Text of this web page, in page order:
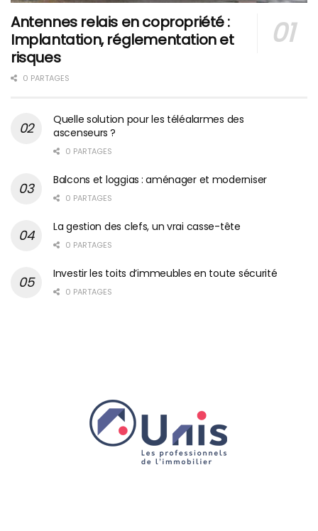
Antennes relais en copropriété :
Implantation, réglementation et
risques
0 PARTAGES
Quelle solution pour les téléalarmes des
ascenseurs ?
0 PARTAGES
Balcons et loggias : aménager et moderniser
0 PARTAGES
La gestion des clefs, un vrai casse-tête
0 PARTAGES
Investir les toits d’immeubles en toute sécurité
0 PARTAGES